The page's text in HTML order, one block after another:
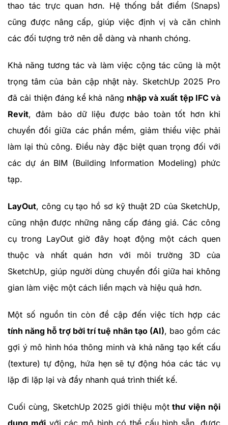
thao tác trực quan hơn. Hệ thống bắt điểm (Snaps)
cũng được nâng cấp, giúp việc định vị và căn chỉnh
các đối tượng trở nên dễ dàng và nhanh chóng.
Khả năng tương tác và làm việc cộng tác cũng là một
trọng tâm của bản cập nhật này. SketchUp 2025 Pro
đã cải thiện đáng kể khả năng nhập và xuất tệp IFC và
Revit, đảm bảo dữ liệu được bảo toàn tốt hơn khi
chuyển đổi giữa các phần mềm, giảm thiểu việc phải
làm lại thủ công. Điều này đặc biệt quan trọng đối với
các dự án BIM (Building Information Modeling) phức
tạp.
LayOut, công cụ tạo hồ sơ kỹ thuật 2D của SketchUp,
cũng nhận được những nâng cấp đáng giá. Các công
cụ trong LayOut giờ đây hoạt động một cách quen
thuộc và nhất quán hơn với môi trường 3D của
SketchUp, giúp người dùng chuyển đổi giữa hai không
gian làm việc một cách liền mạch và hiệu quả hơn.
Một số nguồn tin còn đề cập đến việc tích hợp các
tính năng hỗ trợ bởi trí tuệ nhân tạo (AI), bao gồm các
gợi ý mô hình hóa thông minh và khả năng tạo kết cấu
(texture) tự động, hứa hẹn sẽ tự động hóa các tác vụ
lặp đi lặp lại và đẩy nhanh quá trình thiết kế.
Cuối cùng, SketchUp 2025 giới thiệu mộtthư viện nội
dung mớivới các mô hình có thể cấu hình sẵn, được